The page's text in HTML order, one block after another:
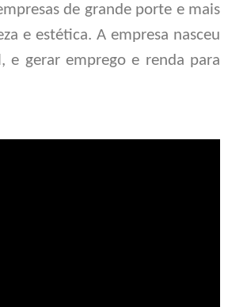
de grande porte e mais
e estética. A empresa nasceu
e gerar emprego e renda para